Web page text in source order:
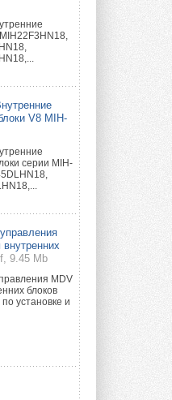
V8 MIH-
серии MIH-
9.45 Mb
MDV
блоков
установке и